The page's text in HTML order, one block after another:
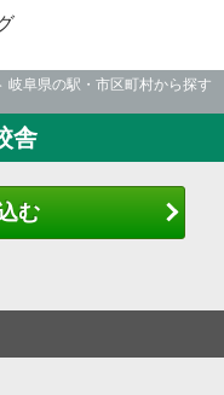
岐阜県の駅・市区町村から探す
舎
む